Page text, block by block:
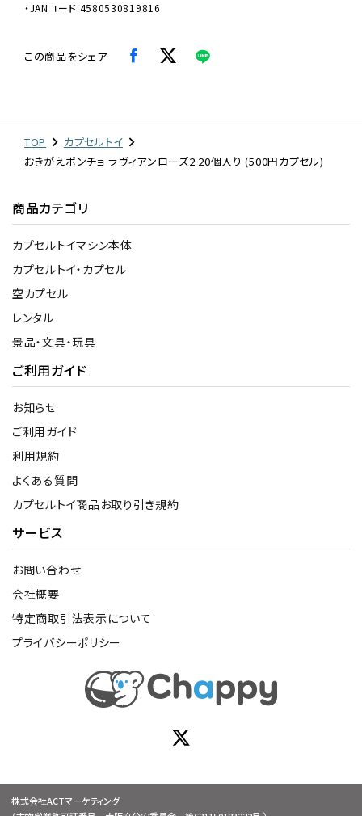
・JANコード:4580530819816
この商品をシェア
TOP
カプセルトイ
おきがえポンチョ ラヴィアンローズ2 20個入り (500円カプセル)
商品カテゴリ
カプセルトイマシン本体
カプセルトイ・カプセル
空カプセル
レンタル
景品・文具・玩具
ご利用ガイド
お知らせ
ご利用ガイド
利用規約
よくある質問
カプセルトイ商品お取り引き規約
サービス
お問い合わせ
会社概要
特定商取引法表示について
プライバシーポリシー
株式会社ACTマーケティング